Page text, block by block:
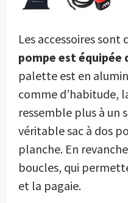
Les accessoires
pompe est équipée
palette est en
comme d’habitude,
ressemble plus à un
véritable sac à dos
planche. En
boucles, qui
et la pagaie.